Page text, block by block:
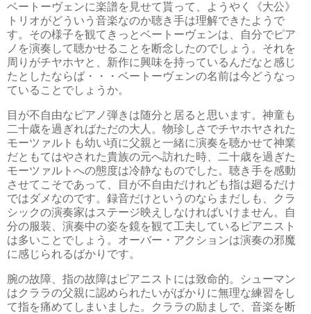
ベートーヴェンに楽譜を見せて貰って、ようやく《大公》
トリオがどういう音楽なのか聴き手は理解できたようで
す。その様子を観てきっとベートーヴェンは、自分でピア
ノを演奏して聴かせることを断念したのでしょう。それを
周りがチヤホヤと、新作に興味を持っているんだなと感じ
たとしたならば・・・ベートーヴェンの名前は今どうなっ
ていることでしょうか。
目が不自由なピアノ弾きは随分と居ると思います。神童も
二十歳を過ぎればただの大人。物珍しさでチヤホヤされた
モーツァルトも幼い頃に父親と一緒に演奏を聴かせて神業
だともてはやされた貴族の元へ訪れた時、二十歳を過ぎた
モーツァルトへの態度は冷静なものでした。聴き手を感動
させてこそであって、目が不自由だけれども指は廻るだけ
ではダメなのです。録音だけというのならまだしも、クラ
シックの演奏家はステージ映えしなければいけません。自
分の服装、演奏中の姿を鏡を観て工夫しているピアニスト
は多いことでしょう。オーバー・アクションは演奏の邪魔
に感じられるばかりです。
腕の故障、指の故障はピアニストには致命的。シューマン
はクララの父親に認められたいがばかりに無理な練習をし
て指を痛めてしまいました。クララの励ましで、音楽を断